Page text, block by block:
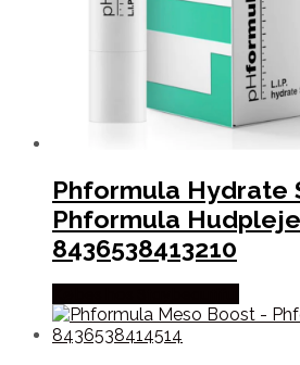
Phformula Hydrate
Phformula
8436538413210